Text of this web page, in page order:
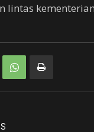
lintas